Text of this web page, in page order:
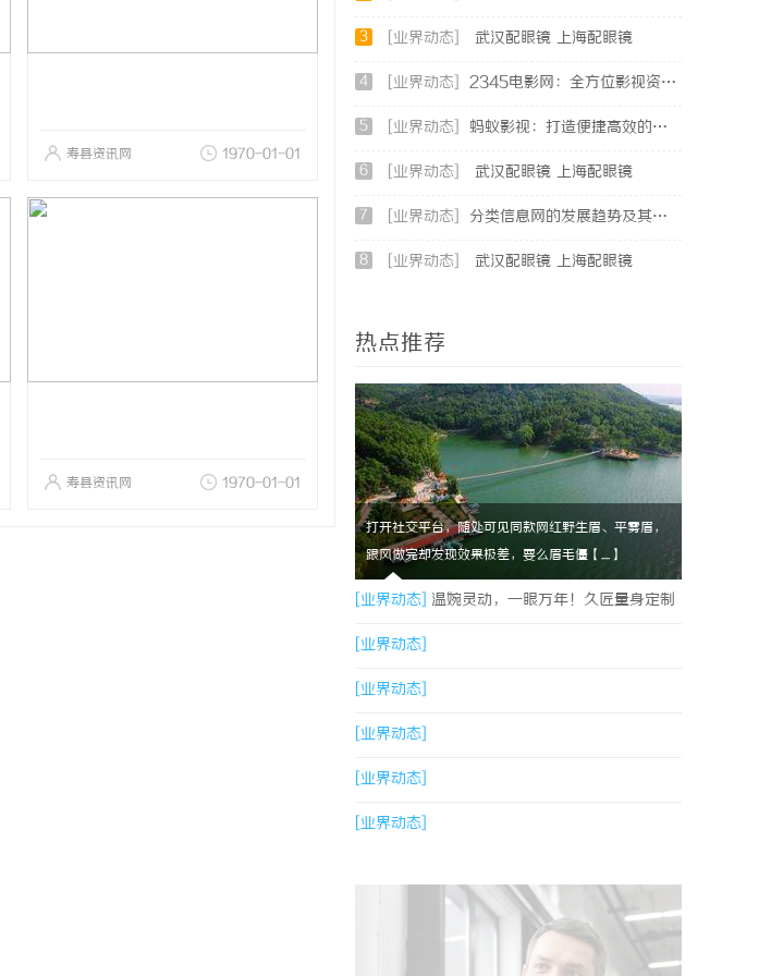
寿县资讯网 1970-01-01
寿县资讯网 1970-01-01
3 [业界动态] 武汉配眼镜 上海配眼镜
4 [业界动态] 2345电影网：全方位影视资源平台，满足观影新体验
5 [业界动态] 蚂蚁影视：打造便捷高效的在线视频观影新体验
6 [业界动态] 武汉配眼镜 上海配眼镜
7 [业界动态] 分类信息网的发展趋势及其在现代生活中的重要作用解析
8 [业界动态] 武汉配眼镜 上海配眼镜
热点推荐
打开社交平台，随处可见同款网红野生眉、平雾眉，
跟风做完却发现效果极差，要么眉毛僵【....】
[业界动态] 温婉灵动，一眼万年！久匠量身定制
的眉眼唇，才是你整张脸的点睛之笔！淡颜系女
生的气质加分项
[业界动态]
[业界动态]
[业界动态]
[业界动态]
[业界动态]